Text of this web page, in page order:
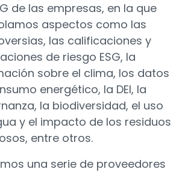
de las empresas, en la que
aspectos como las
las calificaciones y
de riesgo ESG, la
sobre el clima, los datos
energético, la DEI, la
la biodiversidad, el uso
y el impacto de los residuos
entre otros.
una serie de proveedores